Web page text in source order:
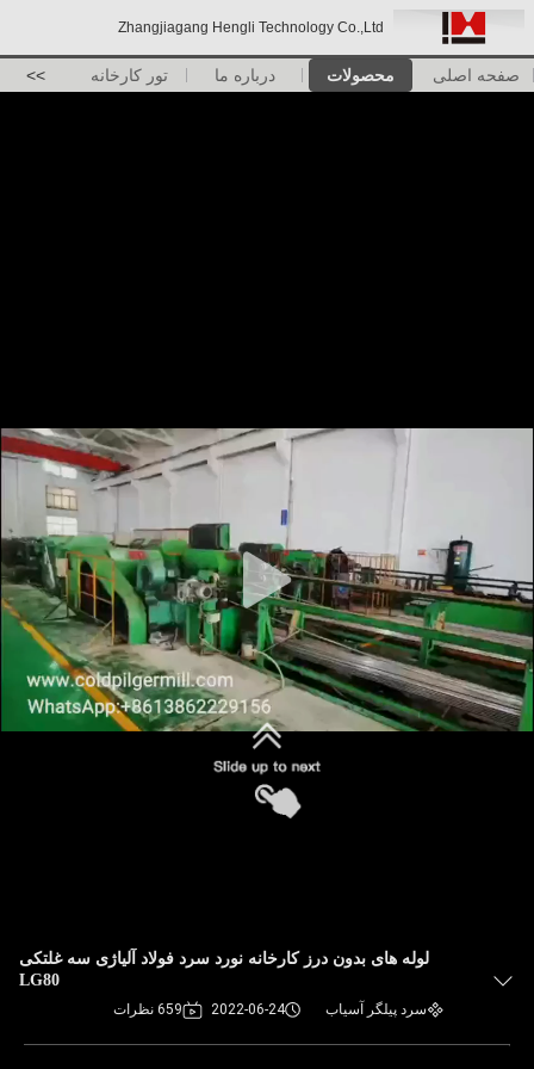
Zhangjiagang Hengli Technology Co.,Ltd
صفحه اصلی محصولات درباره ما تور کارخانه >>
لوله های بدون درز کارخانه نورد سرد فولاد آلیاژی سه غلتکی
LG80
سرد پیلگر آسیاب 2022-06-24 659 نظرات